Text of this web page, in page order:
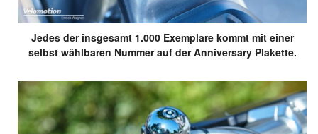
Jedes der insgesamt 1.000 Exemplare kommt mit einer
selbst wählbaren Nummer auf der Anniversary Plakette.